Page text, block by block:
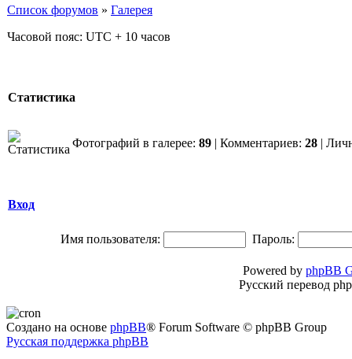
Список форумов » Галерея
Часовой пояс: UTC + 10 часов
Статистика
Фотографий в галерее: 89 | Комментариев: 28 |
Вход
Имя пользователя: Пароль:
Powered by phpBB
Русский перевод
Создано на основе phpBB® Forum Software © phpBB Group
Русская поддержка phpBB